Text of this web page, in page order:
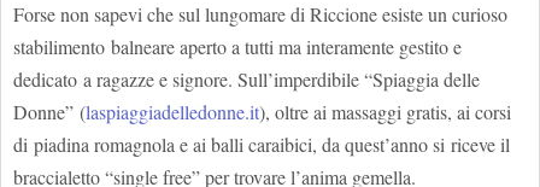
Forse non sapevi che sul lungomare di Riccione esiste un curioso
stabilimento balneare aperto a tutti ma interamente gestito e
dedicato a ragazze e signore. Sull’imperdibile “Spiaggia delle
Donne” (laspiaggiadelledonne.it), oltre ai massaggi gratis, ai corsi
di piadina romagnola e ai balli caraibici, da quest’anno si riceve il
braccialetto “single free” per trovare l’anima gemella.